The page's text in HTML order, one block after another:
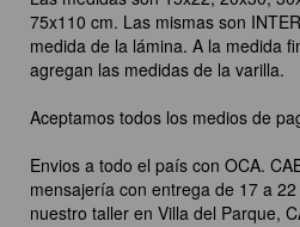
75x110 cm. Las mismas son
medida de la lámina. A la medida
agregan las medidas de la varilla.
Aceptamos todos los medios de
Envios a todo el país con OCA.
mensajería con entrega de 17 a
nuestro taller en Villa del Parque,